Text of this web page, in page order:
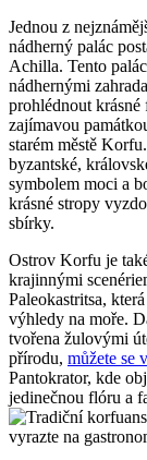
Jednou z
nádherný palác
Achilla. Tento
nádhernými
prohlédnout
zajímavou
starém městě
byzantské,
symbolem moci a
krásné stropy
sbírky.
Ostrov Korfu je
krajinnými
Paleokastritsa,
výhledy na moře.
tvořena žulovými
přírodu, můžete se
Pantokrator, kde
jedinečnou flóru a